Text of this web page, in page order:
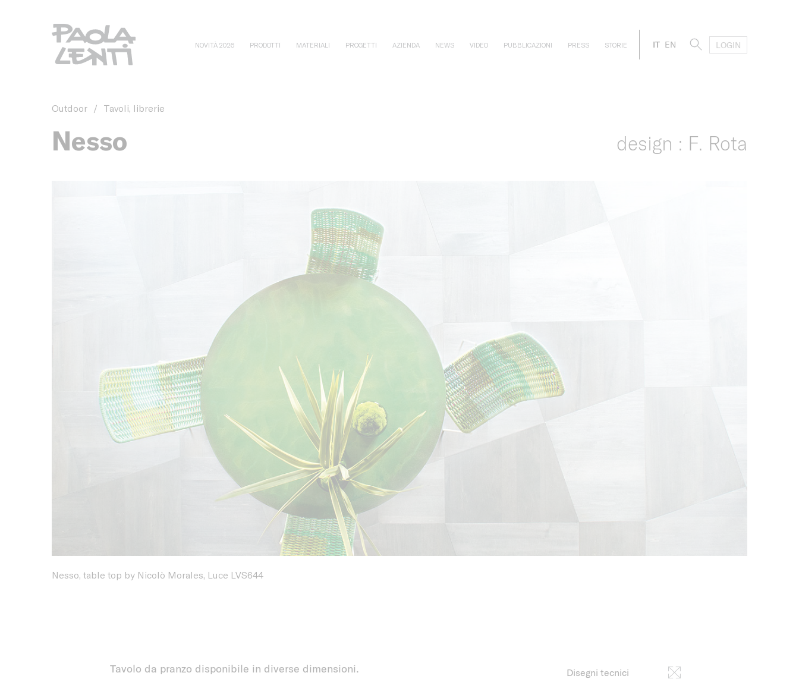
NOVITÀ 2026 PRODOTTI MATERIALI PROGETTI AZIENDA NEWS VIDEO PUBBLICAZIONI PRESS STORIE IT EN LOGIN
Outdoor / Tavoli, librerie
Nesso design : F. Rota
Nesso, table top by Nicolò Morales, Luce LVS644
Tavolo da pranzo disponibile in diverse dimensioni.
Disegni tecnici